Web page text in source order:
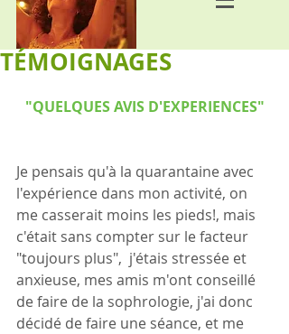
TÉMOIGNAGES
"QUELQUES AVIS D'EXPERIENCES"
Je pensais qu'à la quarantaine avec
l'expérience dans mon activité, on
me casserait moins les pieds!, mais
c'était sans compter sur le facteur
"toujours plus",  j'étais stressée et
anxieuse, mes amis m'ont conseillé
de faire de la sophrologie, j'ai donc
décidé de faire une séance, et me